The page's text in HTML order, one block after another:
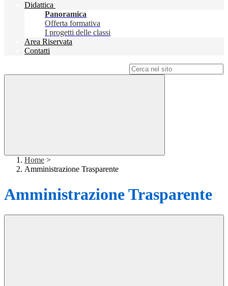
Didattica
Panoramica
Offerta formativa
I progetti delle classi
Area Riservata
Contatti
Home >
Amministrazione Trasparente
Amministrazione Trasparente